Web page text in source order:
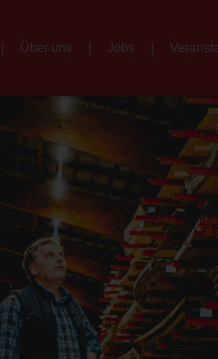
Über uns Jobs
Über uns
Ansprechpartner
Historie
Impressum